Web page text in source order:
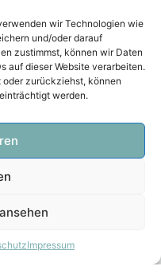
wir Technologien wie
und/oder darauf
zustimmst, können wir Daten
auf dieser Website verarbeiten.
zurückziehst, können
werden.
Impressum